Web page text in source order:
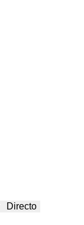
Directo